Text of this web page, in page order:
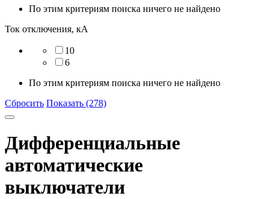
По этим критериям поиска ничего не найдено
Ток отключения, кА
10
6
По этим критериям поиска ничего не найдено
Сбросить Показать (278)
Дифференциальные
автоматические
выключатели